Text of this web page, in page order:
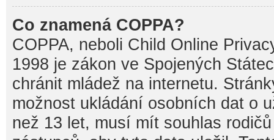
Co znamená COPPA?
COPPA, neboli Child Online
1998 je zákon ve Spojených
chránit mládež na internetu.
možnost ukládání osobních dat o
než 13 let, musí mít souhlas